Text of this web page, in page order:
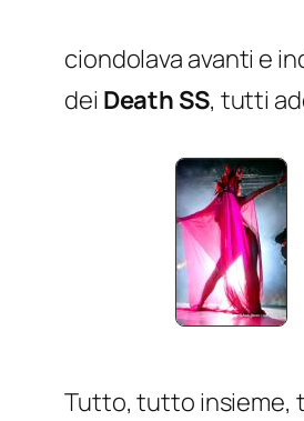
ciondolava avanti e
dei Death SS, tutti
Tutto, tutto insieme,